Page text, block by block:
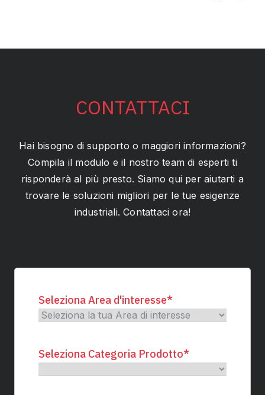
CONTATTACI
Hai bisogno di supporto o maggiori informazioni?
Compila il modulo e il nostro team di esperti ti
risponderà al più presto. Siamo qui per aiutarti a
trovare le soluzioni migliori per le tue esigenze
industriali. Contattaci ora!
Seleziona Area d'interesse*
Seleziona Categoria Prodotto*